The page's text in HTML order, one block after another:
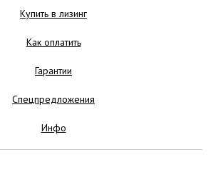
Купить в лизинг
Как оплатить
Гарантии
Спецпредложения
Инфо